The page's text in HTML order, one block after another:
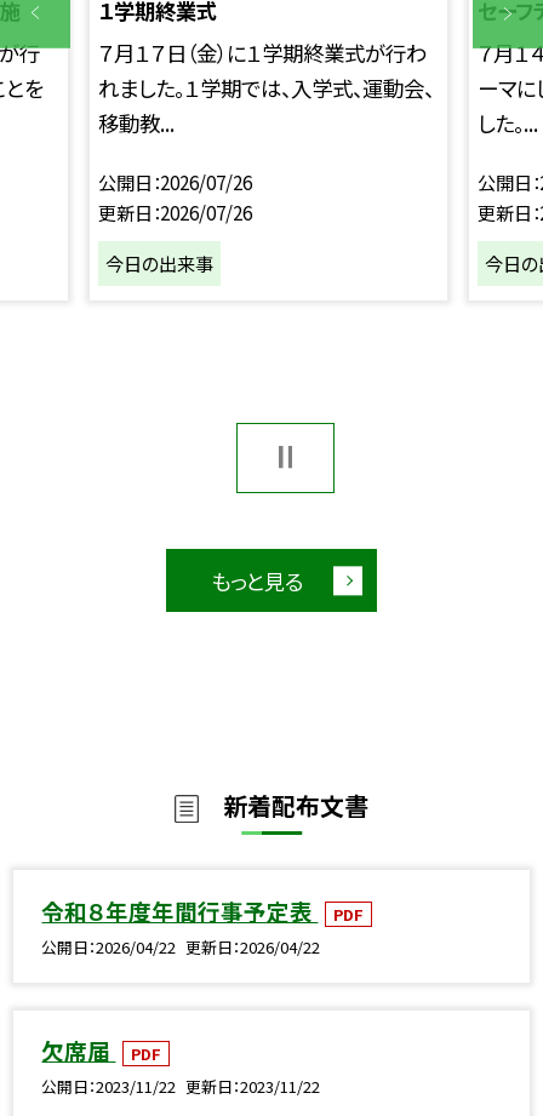
行
とを
１学期終業式
７月１７日（金）に１学期終業式が行わ
れました。１学期では、入学式、運動会、
移動教...
公開日 2026/07/26
更新日 2026/07/26
今日の出来事
セーフ
７月１
ーマ
した。...
公開日
更新日
今日
もっと見る
新着配布文書
令和８年度年間行事予定表
PDF
公開日 2026/04/22 更新日 2026/04/22
欠席届
PDF
公開日 2023/11/22 更新日 2023/11/22